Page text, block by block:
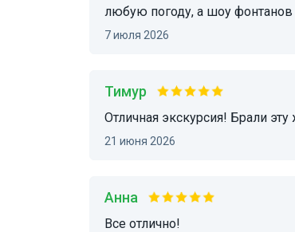
любую погоду, а шоу фонтанов
7 июля 2026
Тимур
Отличная экскурсия! Брали
21 июня 2026
Анна
Все отлично!